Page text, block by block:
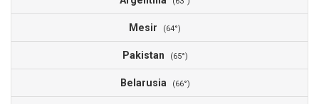
Mesir (64°)
Pakistan (65°)
Belarusia (66°)